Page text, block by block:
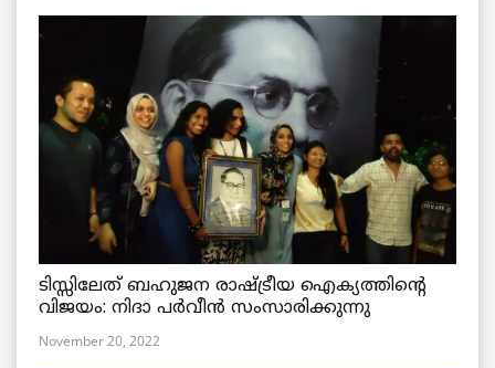
ടിസ്സിലേത് ബഹുജന രാഷ്ട്രീയ ഐക്യത്തിന്റെ
വിജയം: നിദാ പർവീൻ സംസാരിക്കുന്നു
November 20, 2022